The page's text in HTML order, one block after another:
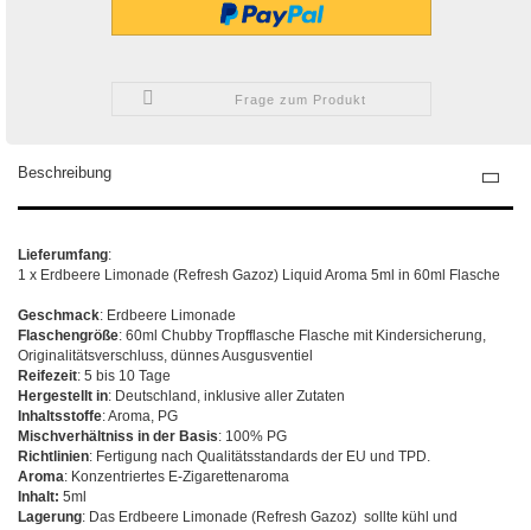
Frage zum Produkt
Beschreibung
Lieferumfang:
1 x Erdbeere Limonade (Refresh Gazoz) Liquid Aroma 5ml in 60ml Flasche
Geschmack: Erdbeere Limonade
Flaschengröße: 60ml Chubby Tropfflasche Flasche mit Kindersicherung,
Originalitätsverschluss, dünnes Ausgusventiel
Reifezeit: 5 bis 10 Tage
Hergestellt in: Deutschland, inklusive aller Zutaten
Inhaltsstoffe: Aroma, PG
Mischverhältniss in der Basis: 100% PG
Richtlinien: Fertigung nach Qualitätsstandards der EU und TPD.
Aroma: Konzentriertes E-Zigarettenaroma
Inhalt: 5ml
Lagerung: Das Erdbeere Limonade (Refresh Gazoz) sollte kühl und